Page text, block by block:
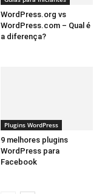
WordPress.org vs
WordPress.com – Qual é
a diferença?
Plugins WordPress
9 melhores plugins
WordPress para
Facebook